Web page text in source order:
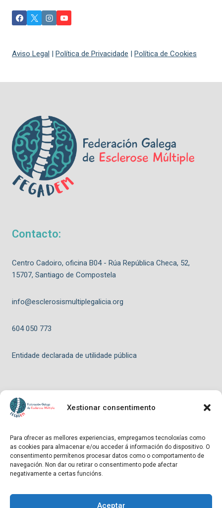
Xestionar consentimento
Para ofrecer as mellores experiencias, empregamos tecnoloxías como
as cookies para almacenar e/ou acceder á información do dispositivo. O
consentimento permítenos procesar datos como o comportamento de
navegación. Non dar ou retirar o consentimento pode afectar
negativamente a certas funcións.
Aceptar
Aviso Legal Política de Privacidade Política de Cookies
Contacto:
Centro Cadoiro, oficina B04 - Rúa República Checa, 52,
15707, Santiago de Compostela
info@esclerosismultiplegalicia.org
604 050 773
Entidade declarada de utilidade pública
Hosting patrocinado por